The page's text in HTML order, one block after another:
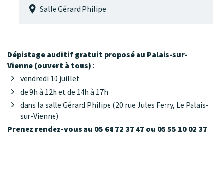
Salle Gérard Philipe
Dépistage auditif gratuit proposé au Palais-sur-
Vienne (ouvert à tous) :
vendredi 10 juillet
de 9h à 12h et de 14h à 17h
dans la salle Gérard Philipe (20 rue Jules Ferry, Le Palais-
sur-Vienne)
Prenez rendez-vous au 05 64 72 37 47 ou 05 55 10 02 37